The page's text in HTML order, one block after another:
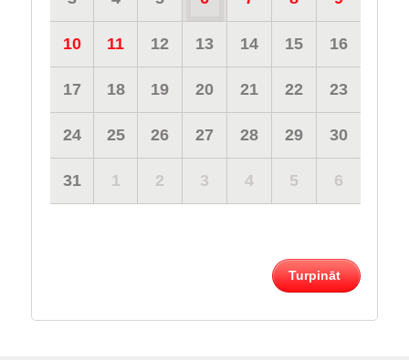
10 11 12 13 14 15 16
17 18 19 20 21 22 23
24 25 26 27 28 29 30
31 1 2 3 4 5 6
Turpināt